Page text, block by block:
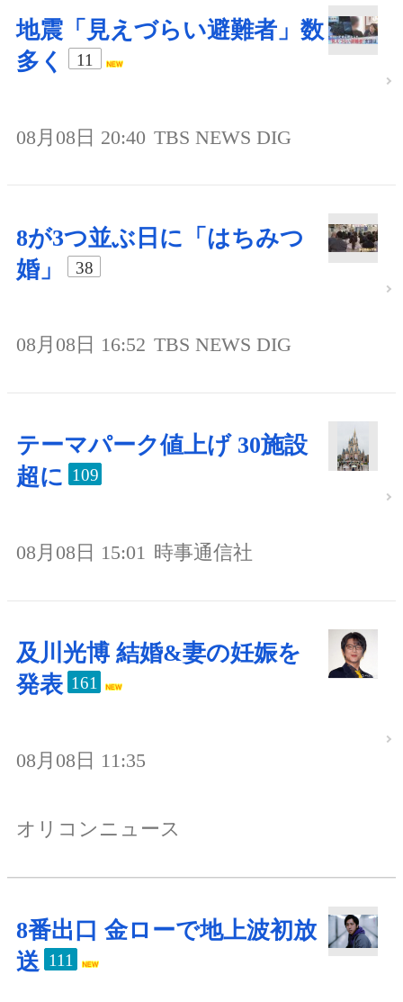
地震「見えづらい避難者」数
多く
11
08月08日 20:40 TBS NEWS DIG
8が3つ並ぶ日に「はちみつ
婚」
38
08月08日 16:52 TBS NEWS DIG
テーマパーク値上げ 30施設
超に 109
08月08日 15:01 時事通信社
及川光博 結婚&妻の妊娠を
発表 161
08月08日 11:35
オリコンニュース
8番出口 金ローで地上波初放
送 111